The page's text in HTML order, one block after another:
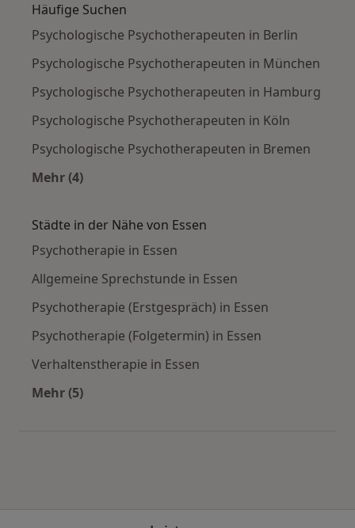
Häufige Suchen
Psychologische Psychotherapeuten in Berlin
Psychologische Psychotherapeuten in München
Psychologische Psychotherapeuten in Hamburg
Psychologische Psychotherapeuten in Köln
Psychologische Psychotherapeuten in Bremen
Mehr (4)
Städte in der Nähe von Essen
Psychotherapie in Essen
Allgemeine Sprechstunde in Essen
Psychotherapie (Erstgespräch) in Essen
Psychotherapie (Folgetermin) in Essen
Verhaltenstherapie in Essen
Mehr (5)